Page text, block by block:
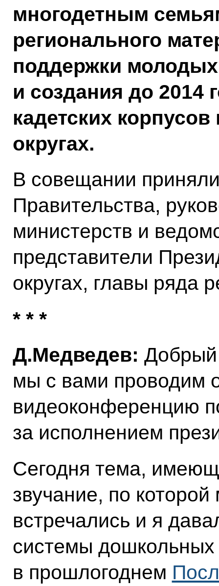
многодетным
регионального
поддержки
и создания до 2014
кадетских
округах.
В совещании
Правительства,
министерств и
представители
округах, главы ряда
* * *
Д.Медведев: Добрый
мы с вами проводим
видеоконференцию
за исполнением
Сегодня тема,
звучание, по
встречались и я
системы
в прошлогоднем